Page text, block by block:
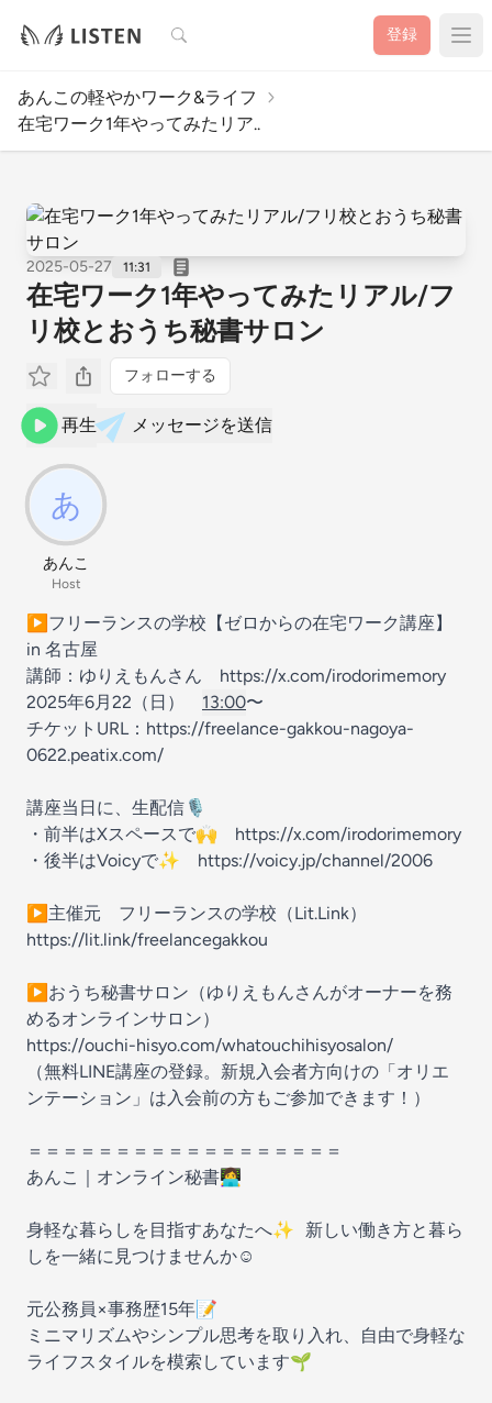
検索 登録
あんこの軽やかワーク&ライフ
在宅ワーク1年やってみたリア..
2025-05-27 11:31
在宅ワーク1年やってみたリアル/フ
リ校とおうち秘書サロン
フォローする
再生 メッセージを送信
あんこ
Host
▶︎フリーランスの学校【ゼロからの在宅ワーク講座】
in 名古屋
講師：ゆりえもんさん https://x.com/irodorimemory
2025年6月22（日） 13:00〜
チケットURL：https://freelance-gakkou-nagoya-
0622.peatix.com/
講座当日に、生配信🎙️
・前半はXスペースで🙌 https://x.com/irodorimemory
・後半はVoicyで✨ https://voicy.jp/channel/2006
▶︎主催元 フリーランスの学校（Lit.Link）
https://lit.link/freelancegakkou
▶︎おうち秘書サロン（ゆりえもんさんがオーナーを務
めるオンラインサロン）
https://ouchi-hisyo.com/whatouchihisyosalon/
（無料LINE講座の登録。新規入会者方向けの「オリエ
ンテーション」は入会前の方もご参加できます！）
＝＝＝＝＝＝＝＝＝＝＝＝＝＝＝＝＝＝
あんこ｜オンライン秘書👩‍💻
身軽な暮らしを目指すあなたへ✨ 新しい働き方と暮ら
しを一緒に見つけませんか☺️
元公務員×事務歴15年📝
ミニマリズムやシンプル思考を取り入れ、自由で身軽な
ライフスタイルを模索しています🌱